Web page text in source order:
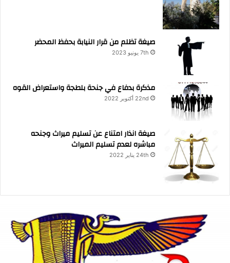
صيغة تظلم من قرار النيابة بحفظ المحضر
7th يونيو 2023
مذكرة بدفاع في جنحة بلطجة واستعراض القوه
22nd أكتوبر 2022
صيغة انذار امتناع عن تسليم ميراث وجنحه
مباشره لعدم تسليم الميراث
24th يناير 2022